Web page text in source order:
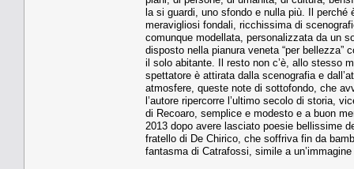
la si guardi, uno sfondo e nulla più. Il
meravigliosi fondali, ricchissima di
comunque modellata, personalizzata da un
disposto nella pianura veneta “per
il solo abitante. Il resto non c’è, allo stesso
spettatore è attirata dalla scenografia e
atmosfere, queste note di sottofondo, che
l’autore ripercorre l’ultimo secolo di storia,
di Recoaro, semplice e modesto e a buon
2013 dopo avere lasciato poesie bellissime
fratello di De Chirico, che soffriva fin da
fantasma di Catrafossi, simile a